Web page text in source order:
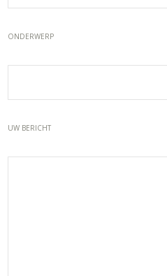
ONDERWERP
UW BERICHT